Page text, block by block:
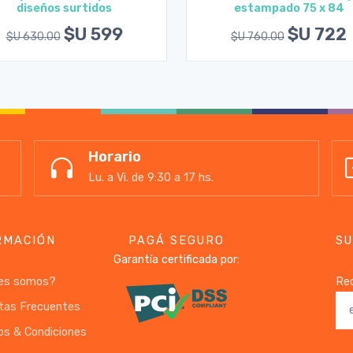
Agregar al carrito
diseños surtidos
$U 630.00 $U 599
Agregar al carrito
estampado 75 x 84
$U 760.00 $U 722
Horario
Lu. a Vi. de 9:30 a 17 hs.
somos?
Frecuentes
& Condiciones
PAGÁ SEGURO
Garantía certificada por: